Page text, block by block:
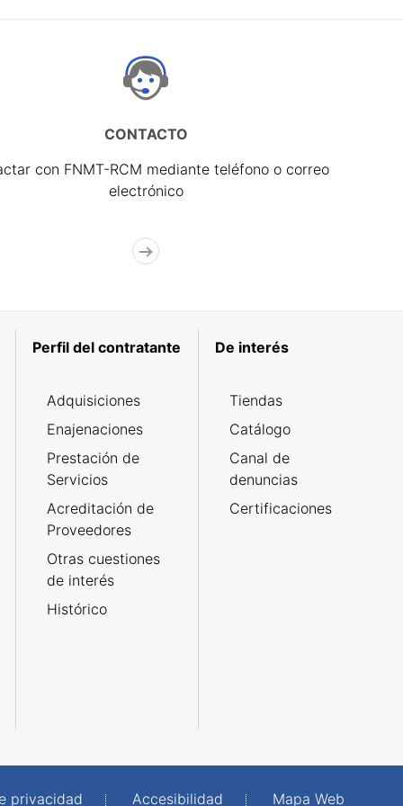
CONTACTO
con FNMT-RCM mediante teléfono o correo
electrónico
Perfil del contratante
Adquisiciones
Enajenaciones
Prestación de
Servicios
Acreditación de
Proveedores
Otras cuestiones
de interés
Histórico
De interés
Tiendas
Catálogo
Canal de
denuncias
Certificaciones
privacidad Accesibilidad Mapa Web